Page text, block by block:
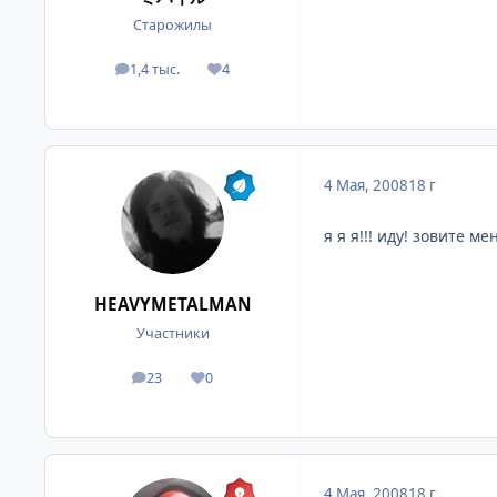
Старожилы
1,4 тыс.
посты 4
Репутация
HEAVYMETALMAN
Участники
23
посты 0
Репутация
4 Мая, 200818 г
я я я!!! иду! зовите